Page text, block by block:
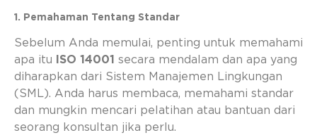
1. Pemahaman Tentang Standar
Sebelum Anda memulai, penting untuk memahami
apa itu
ISO 14001 secara mendalam dan apa yang
diharapkan dari Sistem Manajemen Lingkungan
(SML). Anda harus membaca, memahami standar
dan mungkin mencari pelatihan atau bantuan dari
seorang konsultan jika perlu.